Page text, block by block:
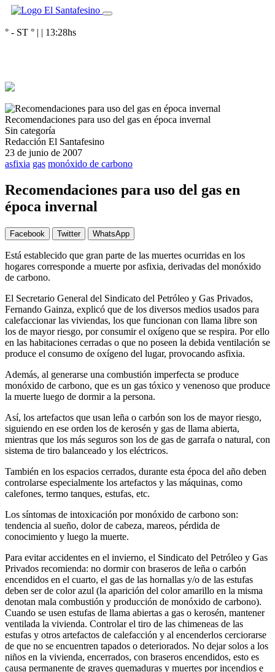
° - ST ° | | 13:28hs
Recomendaciones para uso del gas en época invernal
Sin categoría
Redacción El Santafesino
23 de junio de 2007
asfixia gas monóxido de carbono
Recomendaciones para uso del gas en
época invernal
Facebook Twitter WhatsApp
Está establecido que gran parte de las muertes ocurridas en los
hogares corresponde a muerte por asfixia, derivadas del monóxido
de carbono.
El Secretario General del Sindicato del Petróleo y Gas Privados,
Fernando Gainza, explicó que de los diversos medios usados para
calefaccionar las viviendas, los que funcionan con llama libre son
los de mayor riesgo, por consumir el oxígeno que se respira. Por ello
en las habitaciones cerradas o que no poseen la debida ventilación se
produce el consumo de oxígeno del lugar, provocando asfixia.
Además, al generarse una combustión imperfecta se produce
monóxido de carbono, que es un gas tóxico y venenoso que produce
la muerte luego de dormir a la persona.
Así, los artefactos que usan leña o carbón son los de mayor riesgo,
siguiendo en ese orden los de kerosén y gas de llama abierta,
mientras que los más seguros son los de gas de garrafa o natural, con
sistema de tiro balanceado y los eléctricos.
También en los espacios cerrados, durante esta época del año deben
controlarse especialmente los artefactos y las máquinas, como
calefones, termo tanques, estufas, etc.
Los síntomas de intoxicación por monóxido de carbono son:
tendencia al sueño, dolor de cabeza, mareos, pérdida de
conocimiento y luego la muerte.
Para evitar accidentes en el invierno, el Sindicato del Petróleo y Gas
Privados recomienda: no dormir con braseros de leña o carbón
encendidos en el cuarto, el gas de las hornallas y/o de las estufas
deben ser de color azul (la aparición del color amarillo en la misma
denotan mala combustión y producción de monóxido de carbono).
Cuando se usen estufas de llama abiertas a gas o kerosén, mantener
ventilada la vivienda. Controlar el tiro de las chimeneas de las
estufas y otros artefactos de calefacción y al encenderlos cerciorarse
de que no se encuentren tapados o deteriorados. No dejar solos a los
niños en la vivienda, encerrados, con braseros encendidos, esto es
causa permanente de graves quemaduras y muertes por incendios e